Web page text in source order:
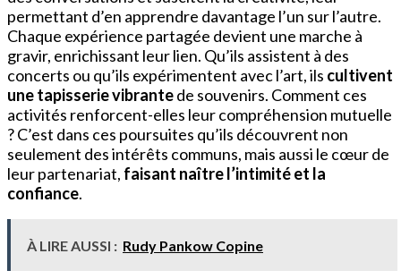
permettant d’en apprendre davantage l’un sur l’autre.
Chaque expérience partagée devient une marche à
gravir, enrichissant leur lien. Qu’ils assistent à des
concerts ou qu’ils expérimentent avec l’art, ils cultivent
une tapisserie vibrantede souvenirs. Comment ces
activités renforcent-elles leur compréhension mutuelle
? C’est dans ces poursuites qu’ils découvrent non
seulement des intérêts communs, mais aussi le cœur de
leur partenariat, faisant naître l’intimité et la
confiance.
À LIRE AUSSI : Rudy Pankow Copine